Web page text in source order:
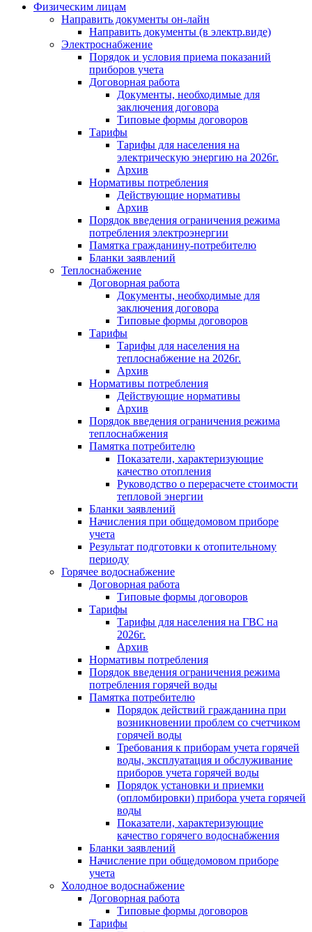
Физическим лицам
Направить документы он-лайн
Направить документы (в электр.виде)
Электроснабжение
Порядок и условия приема показаний
приборов учета
Договорная работа
Документы, необходимые для
заключения договора
Типовые формы договоров
Тарифы
Тарифы для населения на
электрическую энергию на 2026г.
Архив
Нормативы потребления
Действующие нормативы
Архив
Порядок введения ограничения режима
потребления электроэнергии
Памятка гражданину-потребителю
Бланки заявлений
Теплоснабжение
Договорная работа
Документы, необходимые для
заключения договора
Типовые формы договоров
Тарифы
Тарифы для населения на
теплоснабжение на 2026г.
Архив
Нормативы потребления
Действующие нормативы
Архив
Порядок введения ограничения режима
теплоснабжения
Памятка потребителю
Показатели, характеризующие
качество отопления
Руководство о перерасчете стоимости
тепловой энергии
Бланки заявлений
Начисления при общедомовом приборе
учета
Результат подготовки к отопительному
периоду
Горячее водоснабжение
Договорная работа
Типовые формы договоров
Тарифы
Тарифы для населения на ГВС на
2026г.
Архив
Нормативы потребления
Порядок введения ограничения режима
потребления горячей воды
Памятка потребителю
Порядок действий гражданина при
возникновении проблем со счетчиком
горячей воды
Требования к приборам учета горячей
воды, эксплуатация и обслуживание
приборов учета горячей воды
Порядок установки и приемки
(опломбировки) прибора учета горячей
воды
Показатели, характеризующие
качество горячего водоснабжения
Бланки заявлений
Начисление при общедомовом приборе
учета
Холодное водоснабжение
Договорная работа
Типовые формы договоров
Тарифы